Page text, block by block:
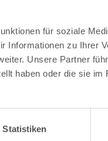
für soziale
Informationen zu Ihrer
Unsere Partner
haben oder die sie im
Statistiken